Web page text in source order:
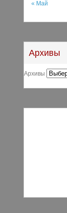
« Май
Архивы
Архивы